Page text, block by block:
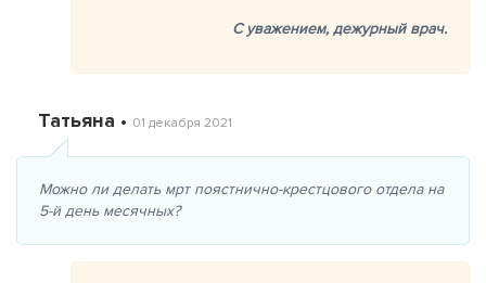
С уважением, дежурный врач.
Татьяна • 01 декабря 2021
Можно ли делать мрт поястнично-крестцового отдела на
5-й день месячных?